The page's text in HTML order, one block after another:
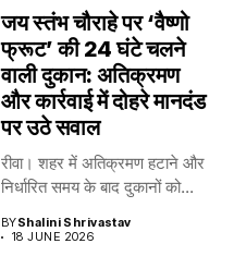
जय स्तंभ चौराहे पर ‘वैष्णो
फ्रूट’ की 24 घंटे चलने
वाली दुकान: अतिक्रमण
और कार्रवाई में दोहरे मानदंड
पर उठे सवाल
रीवा। शहर में अतिक्रमण हटाने और
निर्धारित समय के बाद दुकानों को...
BYShalini Shrivastav
18 JUNE 2026